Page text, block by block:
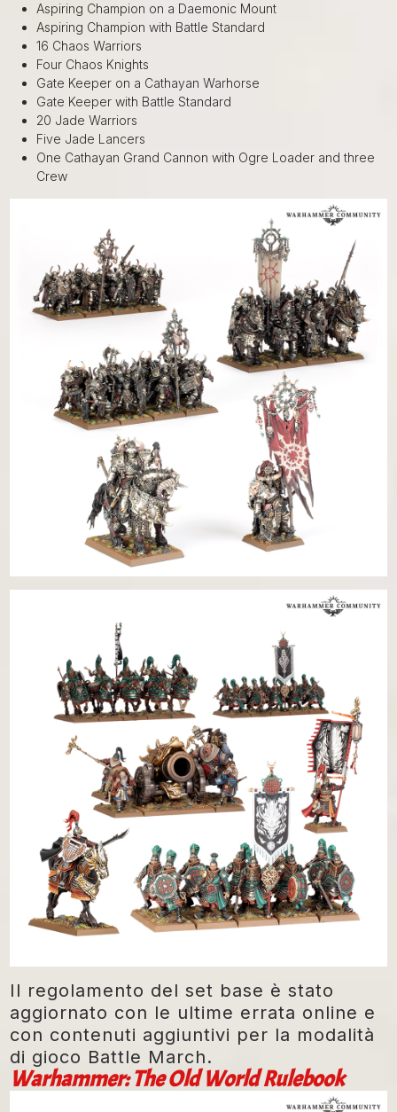
Aspiring Champion on a Daemonic Mount
Aspiring Champion with Battle Standard
16 Chaos Warriors
Four Chaos Knights
Gate Keeper on a Cathayan Warhorse
Gate Keeper with Battle Standard
20 Jade Warriors
Five Jade Lancers
One Cathayan Grand Cannon with Ogre Loader and three
Crew
Il regolamento del set base è stato
aggiornato con le ultime errata online e
con contenuti aggiuntivi per la modalità
di gioco Battle March.
Warhammer: The Old World Rulebook